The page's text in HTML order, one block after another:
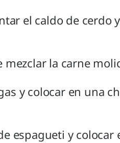
el caldo de
mezclar la carne
y colocar en una
espagueti y